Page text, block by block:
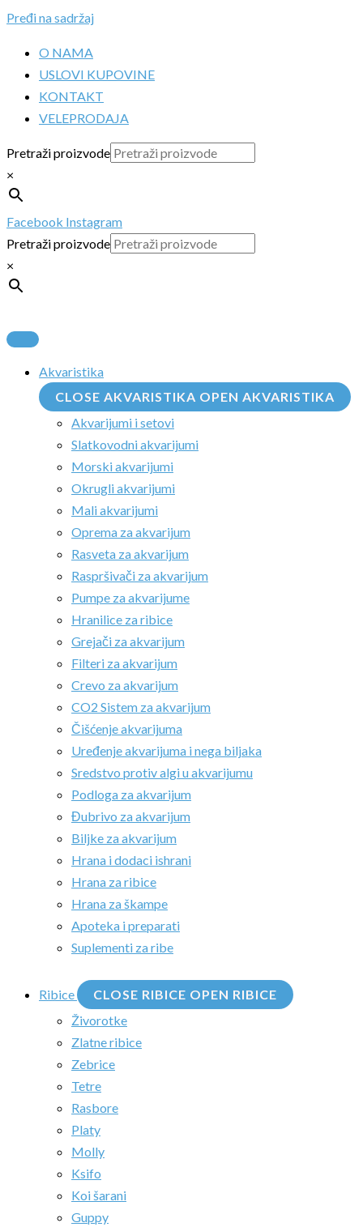
Pređi na sadržaj
O NAMA
USLOVI KUPOVINE
KONTAKT
VELEPRODAJA
Pretraži proizvode
×
Facebook Instagram
Pretraži proizvode
×
Akvaristika
CLOSE AKVARISTIKA OPEN AKVARISTIKA
Akvarijumi i setovi
Slatkovodni akvarijumi
Morski akvarijumi
Okrugli akvarijumi
Mali akvarijumi
Oprema za akvarijum
Rasveta za akvarijum
Raspršivači za akvarijum
Pumpe za akvarijume
Hranilice za ribice
Grejači za akvarijum
Filteri za akvarijum
Crevo za akvarijum
CO2 Sistem za akvarijum
Čišćenje akvarijuma
Uređenje akvarijuma i nega biljaka
Sredstvo protiv algi u akvarijumu
Podloga za akvarijum
Đubrivo za akvarijum
Biljke za akvarijum
Hrana i dodaci ishrani
Hrana za ribice
Hrana za škampe
Apoteka i preparati
Suplementi za ribe
Ribice CLOSE RIBICE OPEN RIBICE
Živorotke
Zlatne ribice
Zebrice
Tetre
Rasbore
Platy
Molly
Ksifo
Koi šarani
Guppy